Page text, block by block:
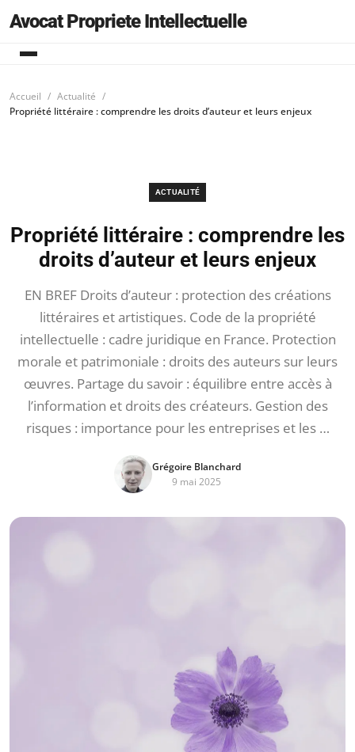
Avocat Propriete Intellectuelle
Accueil
Actualité
Propriété littéraire : comprendre les droits d’auteur et leurs enjeux
ACTUALITÉ
Propriété littéraire : comprendre les
droits d’auteur et leurs enjeux
EN BREF Droits d’auteur : protection des créations
littéraires et artistiques. Code de la propriété
intellectuelle : cadre juridique en France. Protection
morale et patrimoniale : droits des auteurs sur leurs
œuvres. Partage du savoir : équilibre entre accès à
l’information et droits des créateurs. Gestion des
risques : importance pour les entreprises et les …
Grégoire Blanchard
9 mai 2025